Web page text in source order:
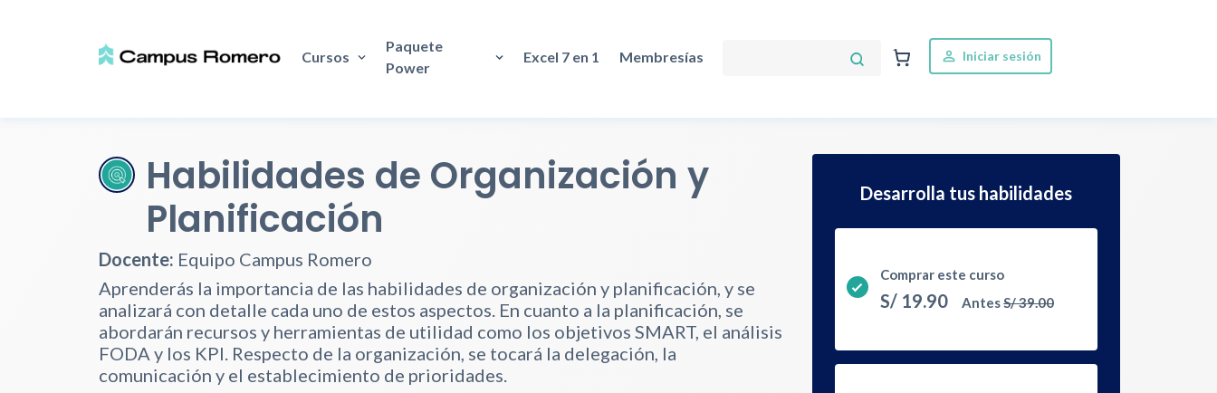
Cursos
Paquete
Power
Excel 7 en 1 Membresías Iniciar sesión
Habilidades de Organización y
Planificación
Docente: Equipo Campus Romero
Aprenderás la importancia de las habilidades de organización y planificación, y se
analizará con detalle cada uno de estos aspectos. En cuanto a la planificación, se
abordarán recursos y herramientas de utilidad como los objetivos SMART, el análisis
FODA y los KPI. Respecto de la organización, se tocará la delegación, la
comunicación y el establecimiento de prioridades.
Desarrolla tus habilidades
Comprar este curso
S/ 19.90 AntesS/39.00